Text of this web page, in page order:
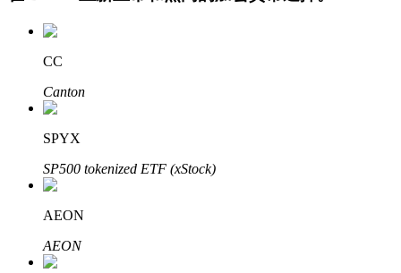
定投理财
CC
Canton
SPYX
SP500 tokenized ETF (xStock)
AEON
AEON